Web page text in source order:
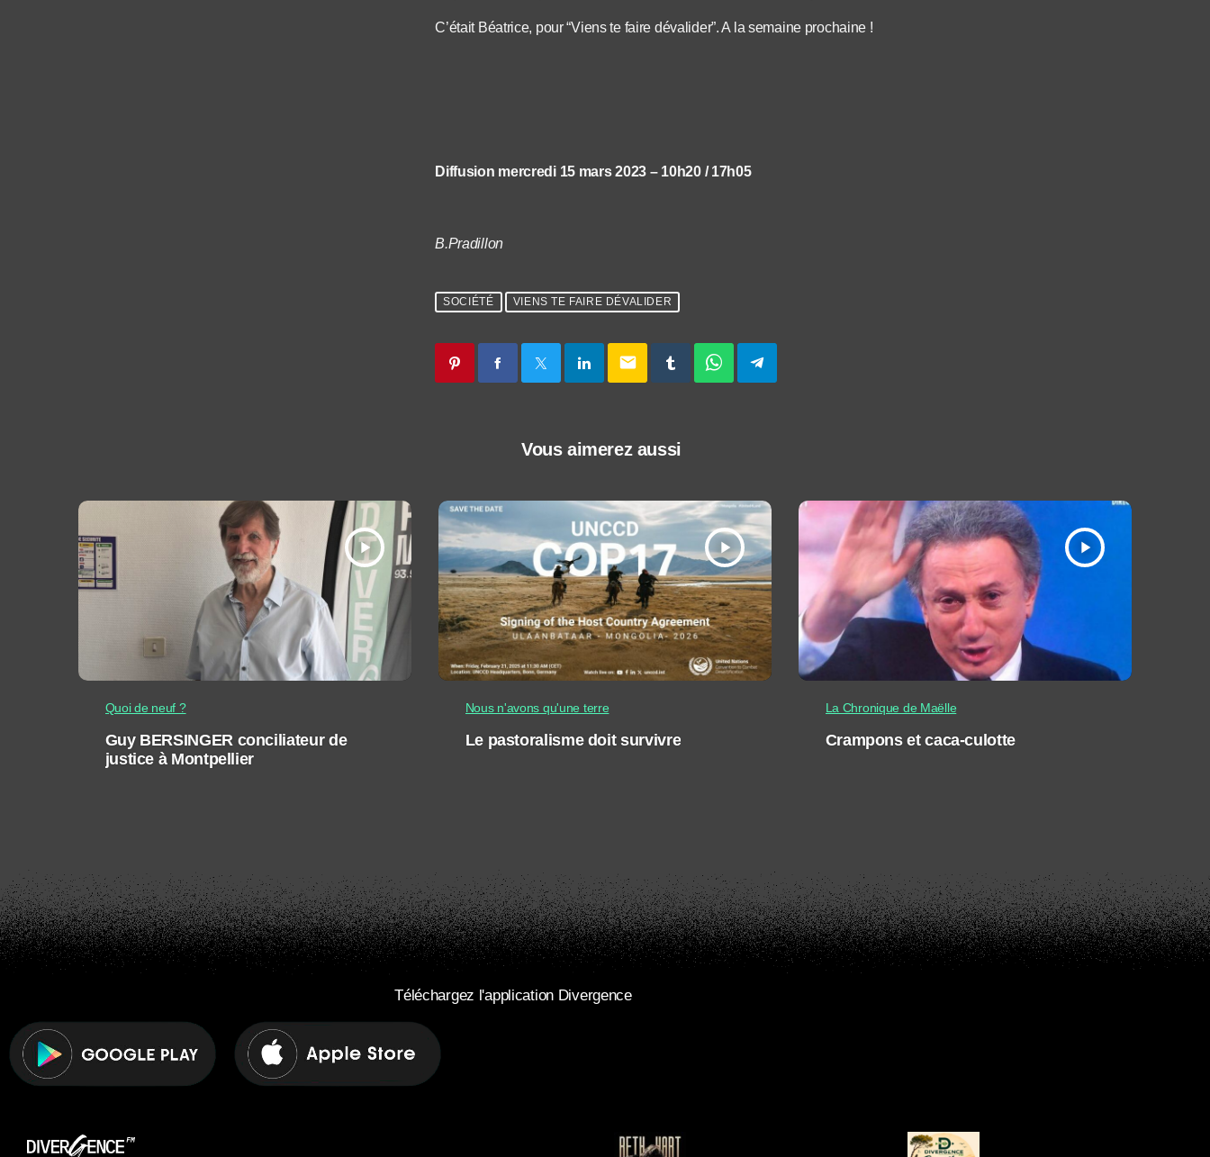
C’était Béatrice, pour “Viens te faire dévalider”. A la semaine prochaine !
Diffusion mercredi 15 mars 2023 – 10h20 / 17h05
B.Pradillon
SOCIÉTÉ VIENS TE FAIRE DÉVALIDER
email
Vous aimerez aussi
play_arrow
Quoi de neuf ?
Guy BERSINGER conciliateur de
justice à Montpellier
play_arrow
Nous n'avons qu'une terre
Le pastoralisme doit survivre
play_arrow
La Chronique de Maëlle
Crampons et caca-culotte
Téléchargez l'application Divergence